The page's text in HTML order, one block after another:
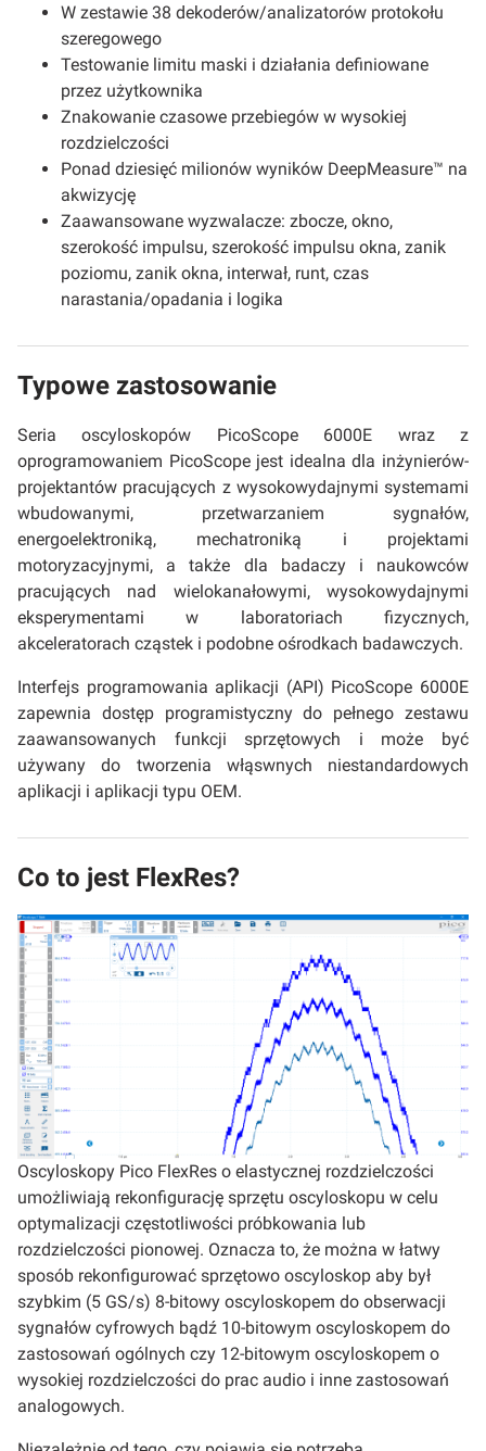
W zestawie 38 dekoderów/analizatorów protokołu
szeregowego
Testowanie limitu maski i działania definiowane
przez użytkownika
Znakowanie czasowe przebiegów w wysokiej
rozdzielczości
Ponad dziesięć milionów wyników DeepMeasure™ na
akwizycję
Zaawansowane wyzwalacze: zbocze, okno,
szerokość impulsu, szerokość impulsu okna, zanik
poziomu, zanik okna, interwał, runt, czas
narastania/opadania i logika
Typowe zastosowanie
Seria oscyloskopów PicoScope 6000E wraz z
oprogramowaniem PicoScope jest idealna dla inżynierów-
projektantów pracujących z wysokowydajnymi systemami
wbudowanymi, przetwarzaniem sygnałów,
energoelektroniką, mechatroniką i projektami
motoryzacyjnymi, a także dla badaczy i naukowców
pracujących nad wielokanałowymi, wysokowydajnymi
eksperymentami w laboratoriach fizycznych,
akceleratorach cząstek i podobne ośrodkach badawczych.
Interfejs programowania aplikacji (API) PicoScope 6000E
zapewnia dostęp programistyczny do pełnego zestawu
zaawansowanych funkcji sprzętowych i może być
używany do tworzenia włąswnych niestandardowych
aplikacji i aplikacji typu OEM.
Co to jest FlexRes?
Oscyloskopy Pico FlexRes o elastycznej rozdzielczości
umożliwiają rekonfigurację sprzętu oscyloskopu w celu
optymalizacji częstotliwości próbkowania lub
rozdzielczości pionowej. Oznacza to, że można w łatwy
sposób rekonfigurować sprzętowo oscyloskop aby był
szybkim (5 GS/s) 8-bitowy oscyloskopem do obserwacji
sygnałów cyfrowych bądź 10-bitowym oscyloskopem do
zastosowań ogólnych czy 12-bitowym oscyloskopem o
wysokiej rozdzielczości do prac audio i inne zastosowań
analogowych.